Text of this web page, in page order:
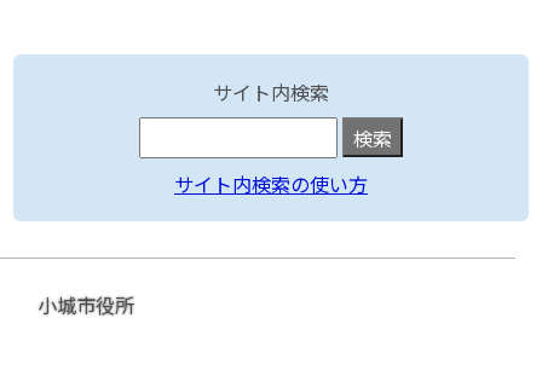
サイト内検索
サイト内検索の使い方
小城市役所